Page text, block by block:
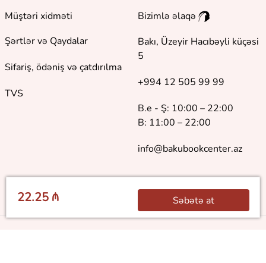
22.25 ₼ Səbətə at
Müştəri xidməti
Şərtlər və Qaydalar
Sifariş, ödəniş və çatdırılma
TVS
Bizimlə əlaqə
Bakı, Üzeyir Hacıbəyli küçəsi
5
+994 12 505 99 99
B.e - Ş: 10:00 – 22:00
B: 11:00 – 22:00
info@bakubookcenter.az